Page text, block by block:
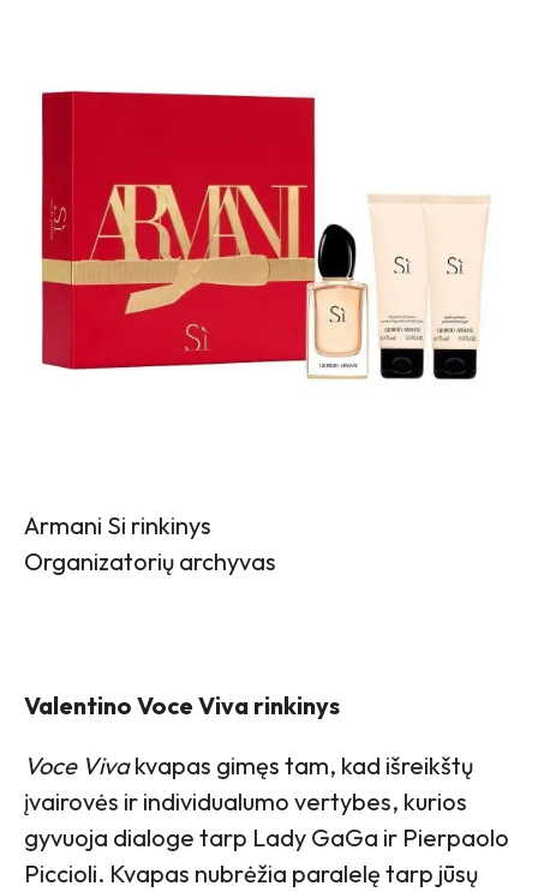
Armani Si rinkinys
Organizatorių archyvas
Valentino Voce Viva rinkinys
Voce Vivakvapas gimęs tam, kad išreikštų
įvairovės ir individualumo vertybes, kurios
gyvuoja dialoge tarp Lady GaGa ir Pierpaolo
Piccioli. Kvapas nubrėžia paralelę tarp jūsų